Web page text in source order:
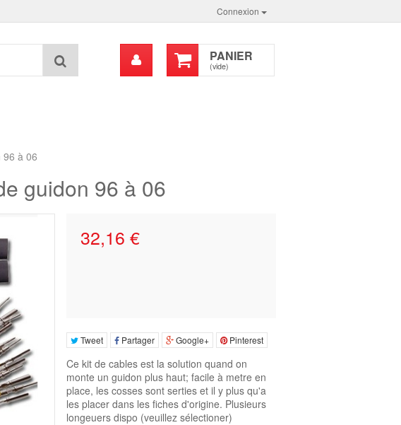
Connexion
PANIER
(vide)
Mon
compte
96 à 06
guidon 96 à 06
32,16 €
Tweet Partager Google+ Pinterest
Ce kit de cables est la solution quand on
monte un guidon plus haut; facile à metre en
place, les cosses sont serties et il y plus qu'a
les placer dans les fiches d'origine. Plusieurs
longeuers dispo (veuillez sélectioner)